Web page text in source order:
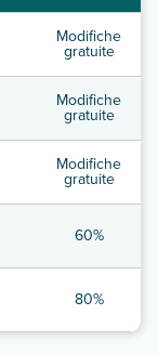
Modifiche
gratuite
Modifiche
gratuite
Modifiche
gratuite
60%
80%